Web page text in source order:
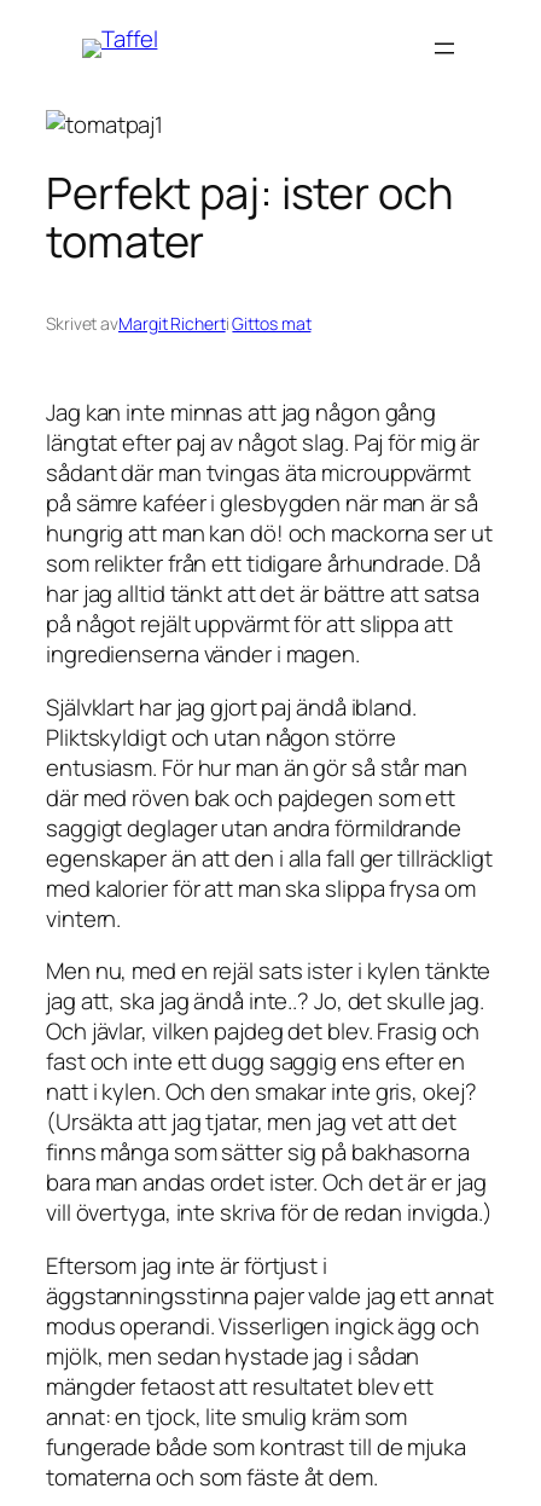
Perfekt paj: ister och
tomater
Skrivet avMargit RichertiGittos mat
Jag kan inte minnas att jag någon gång
längtat efter paj av något slag. Paj för mig är
sådant där man tvingas äta microuppvärmt
på sämre kaféer i glesbygden när man är så
hungrig att man kan dö! och mackorna ser ut
som relikter från ett tidigare århundrade. Då
har jag alltid tänkt att det är bättre att satsa
på något rejält uppvärmt för att slippa att
ingredienserna vänder i magen.
Självklart har jag gjort paj ändå ibland.
Pliktskyldigt och utan någon större
entusiasm. För hur man än gör så står man
där med röven bak och pajdegen som ett
saggigt deglager utan andra förmildrande
egenskaper än att den i alla fall ger tillräckligt
med kalorier för att man ska slippa frysa om
vintern.
Men nu, med en rejäl sats ister i kylen tänkte
jag att, ska jag ändå inte..? Jo, det skulle jag.
Och jävlar, vilken pajdeg det blev. Frasig och
fast och inte ett dugg saggig ens efter en
natt i kylen. Ochden smakar inte gris, okej?
(Ursäkta att jag tjatar, men jag vet att det
finns många som sätter sig på bakhasorna
bara man andas ordet ister. Och det är er jag
vill övertyga, inte skriva för de redan invigda.)
Eftersom jag inte är förtjust i
äggstanningsstinna pajer valde jag ett annat
modus operandi. Visserligen ingick ägg och
mjölk, men sedan hystade jag i sådan
mängder fetaost att resultatet blev ett
annat: en tjock, lite smulig kräm som
fungerade både som kontrast till de mjuka
tomaterna och som fäste åt dem.